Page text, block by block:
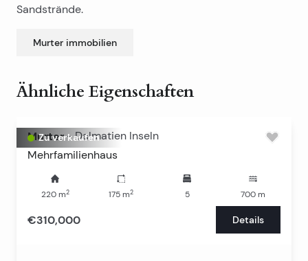
Sandstrände.
Murter immobilien
Ähnliche Eigenschaften
Zu verkaufen
Murter - Dalmatien Inseln
Mehrfamilienhaus
220m2 175 m2 5 700 m
€310,000 Details